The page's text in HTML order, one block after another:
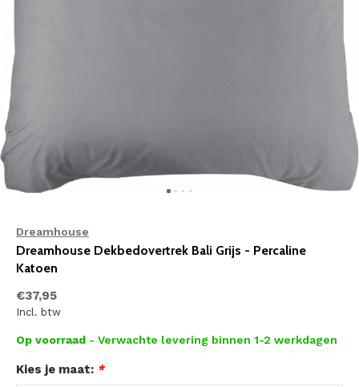
Dreamhouse
Dreamhouse Dekbedovertrek Bali Grijs - Percaline
Katoen
€37,95
Incl. btw
Op voorraad - Verwachte levering binnen 1-2 werkdagen
Kies je maat: *